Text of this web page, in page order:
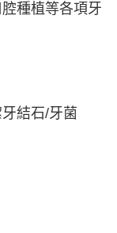
種植等各項牙
結石/牙菌